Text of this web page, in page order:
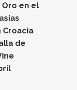
Oro en el
Croacia
de